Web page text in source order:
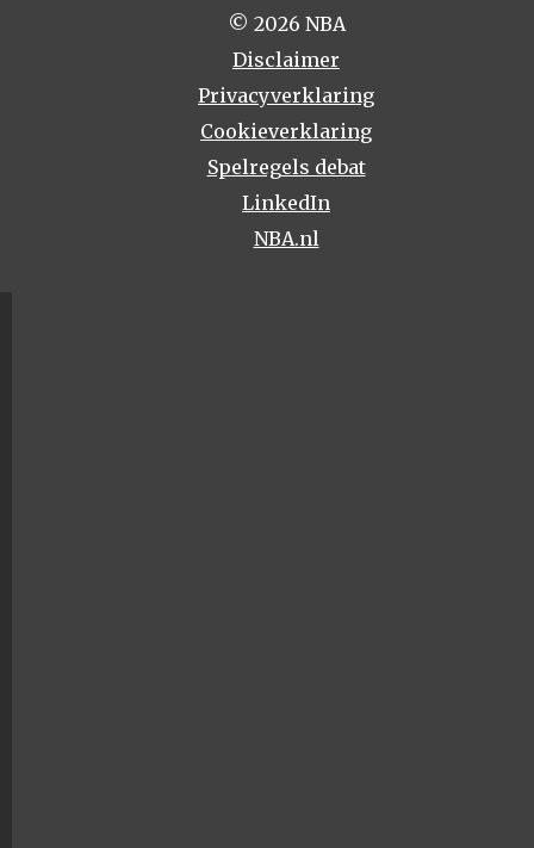
© 2026 NBA
Disclaimer
Privacyverklaring
Cookieverklaring
Spelregels debat
LinkedIn
NBA.nl